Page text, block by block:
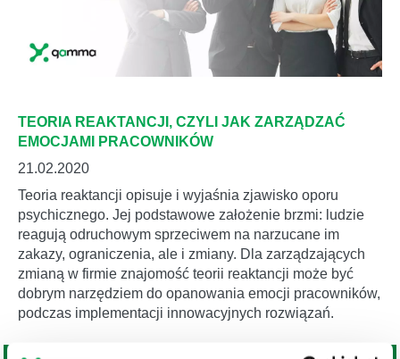
TEORIA REAKTANCJI, CZYLI JAK ZARZĄDZAĆ
EMOCJAMI PRACOWNIKÓW
21.02.2020
Teoria reaktancji opisuje i wyjaśnia zjawisko oporu
psychicznego. Jej podstawowe założenie brzmi: ludzie
reagują odruchowym sprzeciwem na narzucane im
zakazy, ograniczenia, ale i zmiany. Dla zarządzających
zmianą w firmie znajomość teorii reaktancji może być
dobrym narzędziem do opanowania emocji pracowników,
podczas implementacji innowacyjnych rozwiązań.